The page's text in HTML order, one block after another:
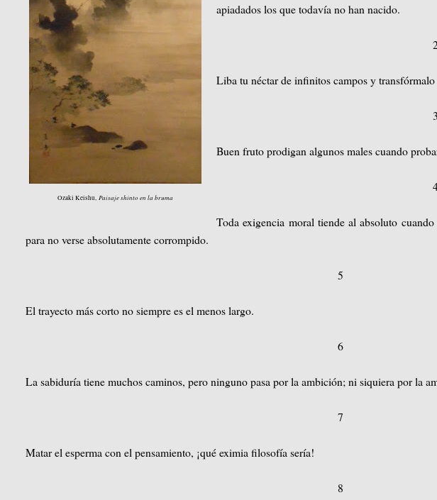
Ozaki Keishu,Paisaje shinto en la bruma
apiadados los que todavía no han nacido.
Liba tu néctar de infinitos campos y transfórmalo
3
Buen fruto prodigan algunos males cuando
Toda exigencia moral tiende al absoluto
para no verse absolutamente corrompido.
5
El trayecto más corto no siempre es el menos largo.
6
La sabiduría tiene muchos caminos, pero ninguno pasa por la ambición; ni siquiera por la
7
Matar el esperma con el pensamiento, ¡qué eximia filosofía sería!
8